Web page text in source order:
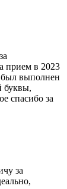
прием в 2023
был выполнен
буквы,
спасибо за
за